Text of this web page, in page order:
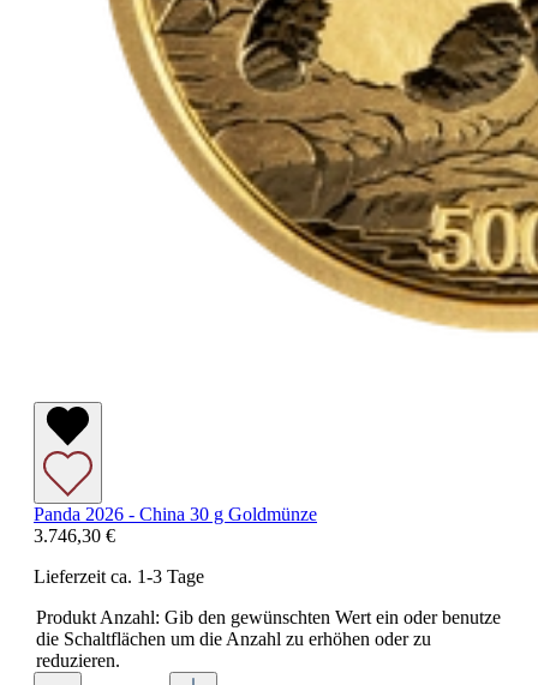
Panda 2026 - China 30 g Goldmünze
3.746,30 €
Lieferzeit ca. 1-3 Tage
Produkt Anzahl: Gib den gewünschten Wert ein oder benutze
die Schaltflächen um die Anzahl zu erhöhen oder zu
reduzieren.